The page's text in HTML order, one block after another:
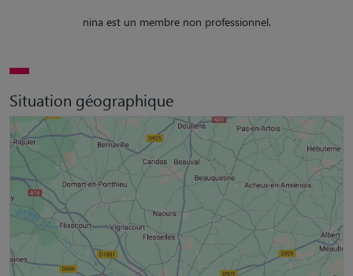
nina est un membre non professionnel.
Situation géographique